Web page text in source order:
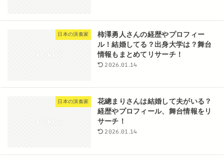
日本の演奏家
柿澤勇人さんの経歴やプロフィー
ル！結婚してる？出身大学は？舞台
情報もまとめてリサーチ！
2026.01.14
日本の演奏家
花總まりさんは結婚して夫がいる？
経歴やプロフィール、舞台情報をリ
サーチ！
2026.01.14